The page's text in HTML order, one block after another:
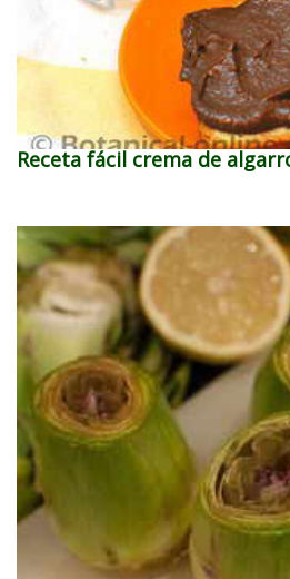
Receta fácil crema de